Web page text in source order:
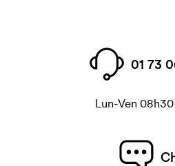
01 73
Lun-Ven